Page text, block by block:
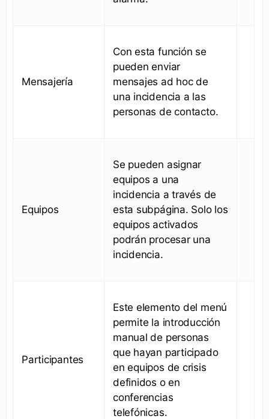
Mensajería
Con esta función se
pueden enviar
mensajes ad hoc de
una incidencia a las
personas de contacto.
Equipos
Se pueden asignar
equipos a una
incidencia a través de
esta subpágina. Solo los
equipos activados
podrán procesar una
incidencia.
Participantes
Este elemento del menú
permite la introducción
manual de personas
que hayan participado
en equipos de crisis
definidos o en
conferencias
telefónicas.